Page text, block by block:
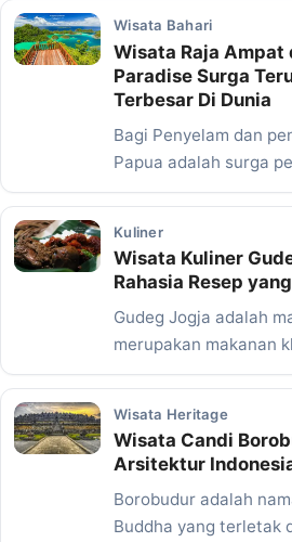
Wisata Bahari
Wisata Raja Ampat
Paradise Surga
Terbesar Di Dunia
Bagi Penyelam dan
Papua adalah surga
menyajikan kekayaan
Kuliner
Wisata Kuliner
Rahasia Resep
Gudeg Jogja adalah
merupakan makanan
Yogyakarta dan Jawa
Wisata Heritage
Wisata Candi
Arsitektur
Borobudur adalah
Buddha yang terletak